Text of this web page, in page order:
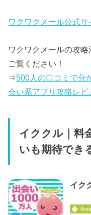
ワクワクメール公式
ワクワクメールの攻
ご覧ください！
⇒500人の口コミで分
会い系アプリ攻略レビ
イククル｜料
いも期待でき
イク